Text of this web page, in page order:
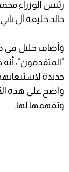
رئيس الوزراء
خالد خليفة آل
وأضاف خليل في
"المتقدمون"،
جديدة
واضح على هذه
وتفهمها لها.